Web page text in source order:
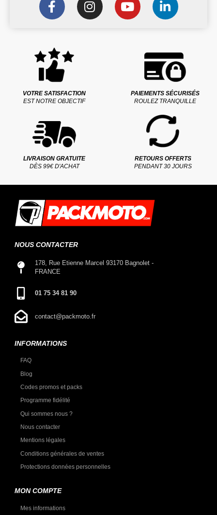
VOTRE SATISFACTION
EST NOTRE OBJECTIF
PAIEMENTS SÉCURISÉS
ROULEZ TRANQUILLE
LIVRAISON GRATUITE
DÈS 99€ D'ACHAT
RETOURS OFFERTS
PENDANT 30 JOURS
NOUS CONTACTER
178, Rue Etienne Marcel 93170 Bagnolet -
FRANCE
01 75 34 81 90
contact@packmoto.fr
INFORMATIONS
FAQ
Blog
Codes promos et packs
Programme fidélité
Qui sommes nous ?
Nous contacter
Mentions légales
Conditions générales de ventes
Protections données personnelles
MON COMPTE
Mes informations